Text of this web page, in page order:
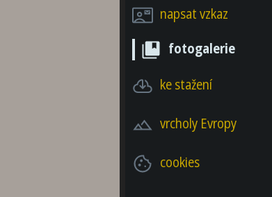
napsat vzkaz
fotogalerie
ke stažení
vrcholy Evropy
cookies